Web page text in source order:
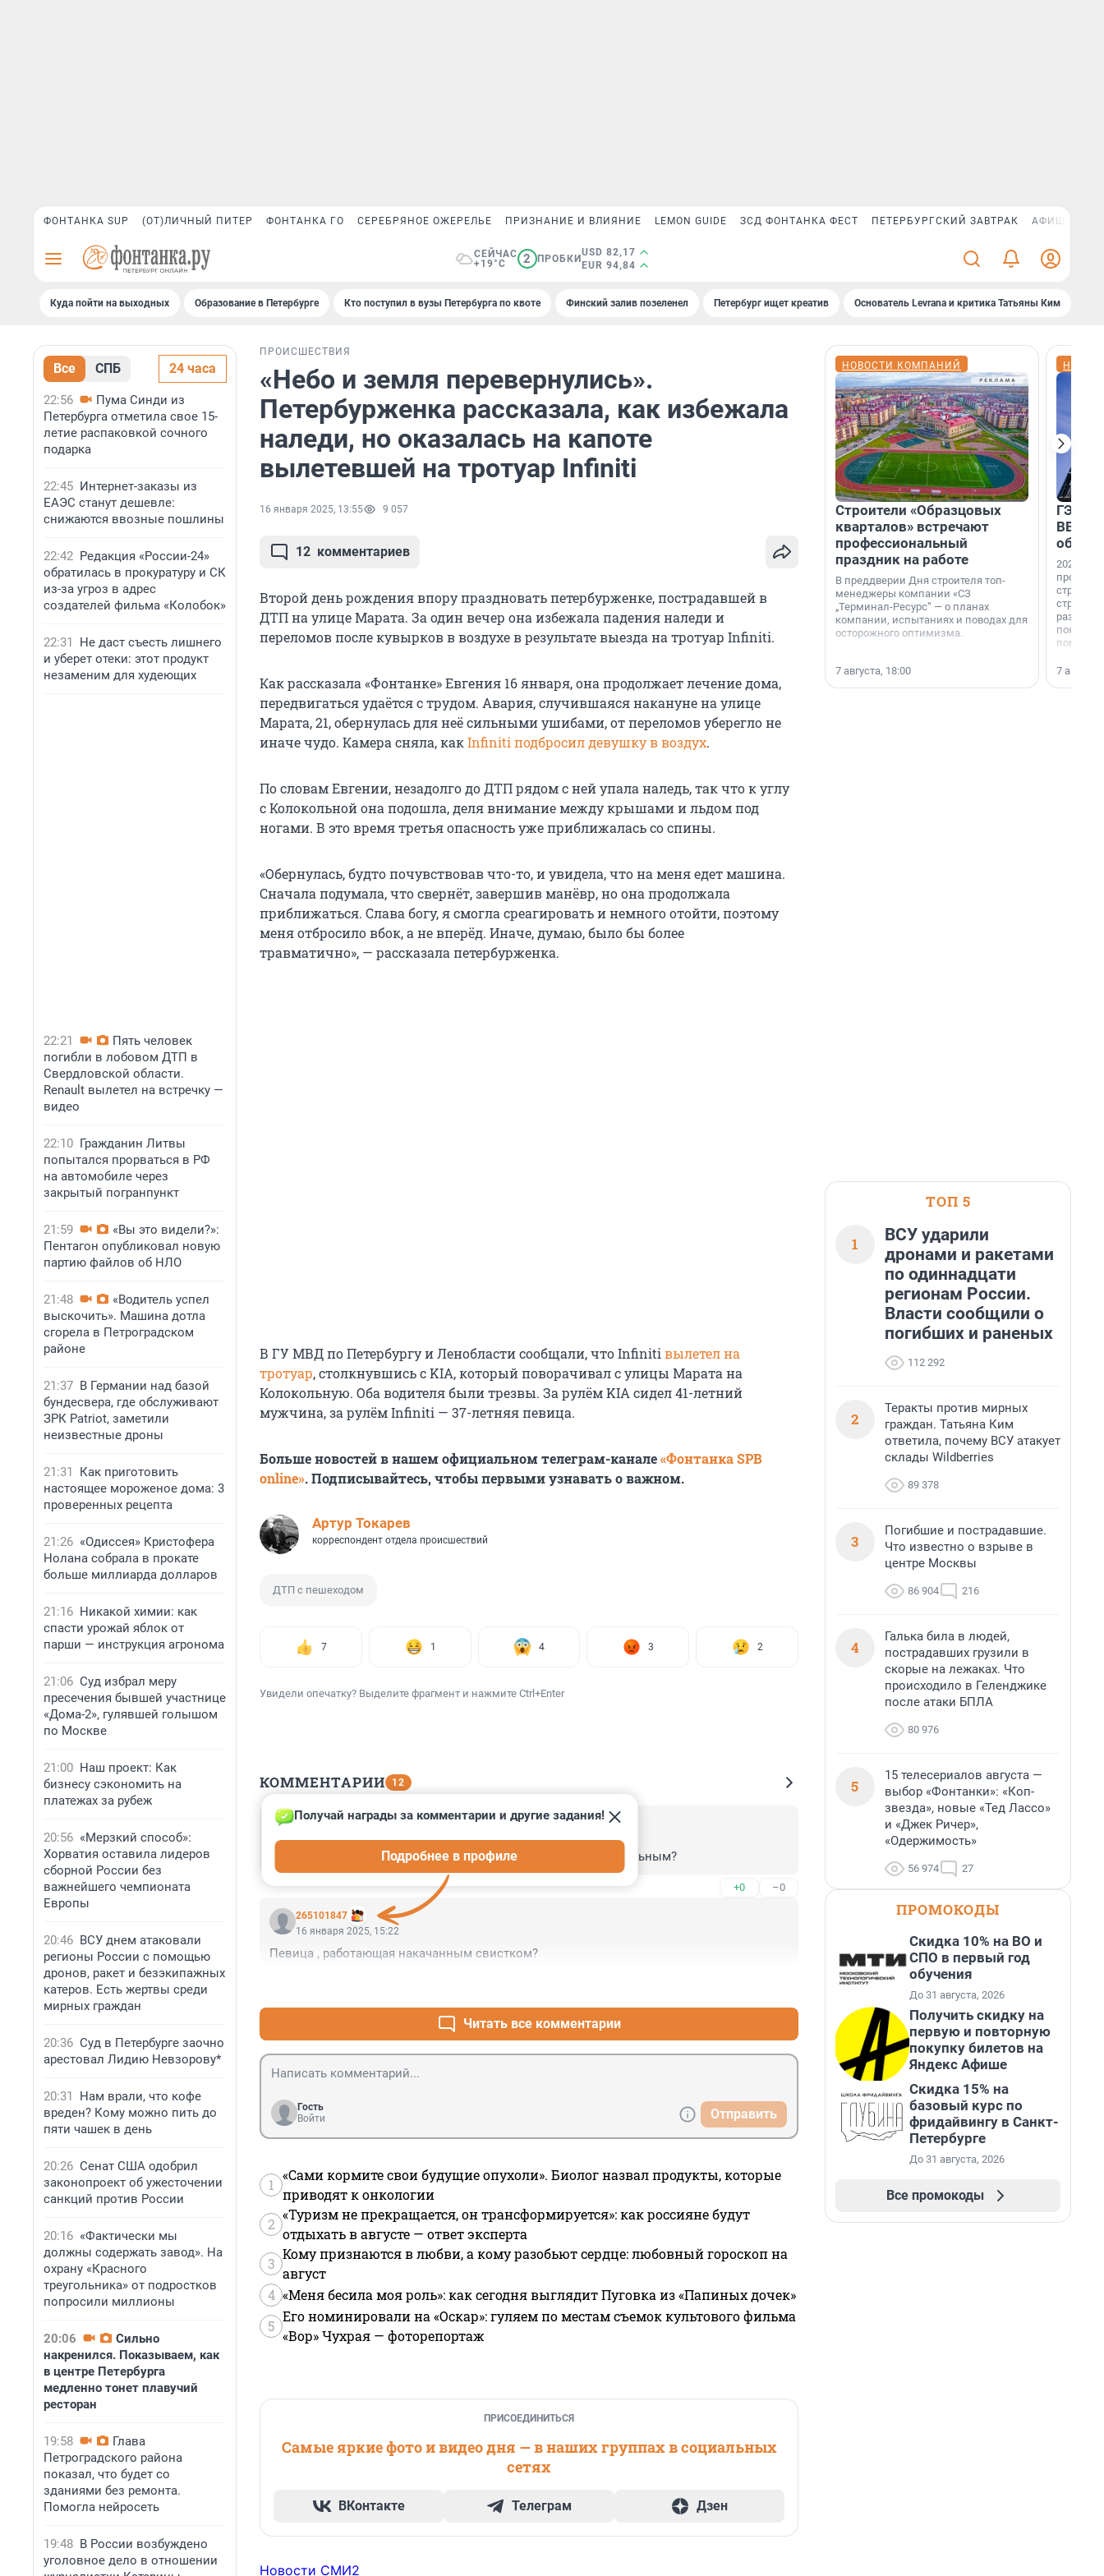
ФОНТАНКА SUP (ОТ)ЛИЧНЫЙ ПИТЕР ФОНТАНКА ГО СЕРЕБРЯНОЕ ОЖЕРЕЛЬЕ ПРИЗНАНИЕ И ВЛИЯНИЕ LEMON GUIDE ЗСД ФОНТАНКА ФЕСТ ПЕТЕРБУРГСКИЙ ЗАВТРАК АФИША PLUS
СЕЙЧАС
+19°C
2 ПРОБКИ
USD 82,17
EUR 94,84
Куда пойти на выходных Образование в Петербурге Кто поступил в вузы Петербурга по квоте Финский залив позеленел Петербург ищет креатив Основатель Levrana и критика Татьяны Ким
Все СПБ 24 часа
22:56
Пума Синди из
Петербурга отметила свое 15-
летие распаковкой сочного
подарка
22:45 Интернет-заказы из
ЕАЭС станут дешевле:
снижаются ввозные пошлины
22:42 Редакция «России-24»
обратилась в прокуратуру и СК
из-за угроз в адрес
создателей фильма «Колобок»
22:31
Не даст съесть лишнего
и уберет отеки: этот продукт
незаменим для худеющих
22:21
Пять человек
погибли в лобовом ДТП в
Свердловской области.
Renault вылетел на встречку —
видео
22:10 Гражданин Литвы
попытался прорваться в РФ
на автомобиле через
закрытый погранпункт
21:59
«Вы это видели?»:
Пентагон опубликовал новую
партию файлов об НЛО
21:48
«Водитель успел
выскочить». Машина дотла
сгорела в Петроградском
районе
21:37 В Германии над базой
бундесвера, где обслуживают
ЗРК Patriot, заметили
неизвестные дроны
21:31
Как приготовить
настоящее мороженое дома: 3
проверенных рецепта
21:26 «Одиссея» Кристофера
Нолана собрала в прокате
больше миллиарда долларов
21:16 Никакой химии: как
спасти урожай яблок от
парши — инструкция агронома
21:06 Суд избрал меру
пресечения бывшей участнице
«Дома-2», гулявшей голышом
по Москве
21:00 Наш проект: Как
бизнесу сэкономить на
платежах за рубеж
20:56 «Мерзкий способ»:
Хорватия оставила лидеров
сборной России без
важнейшего чемпионата
Европы
20:46 ВСУ днем атаковали
регионы России с помощью
дронов, ракет и безэкипажных
катеров. Есть жертвы среди
мирных граждан
20:36 Суд в Петербурге заочно
арестовал Лидию Невзорову*
20:31
Нам врали, что кофе
вреден? Кому можно пить до
пяти чашек в день
20:26 Сенат США одобрил
законопроект об ужесточении
санкций против России
20:16 «Фактически мы
должны содержать завод». На
охрану «Красного
треугольника» от подростков
попросили миллионы
20:06
Сильно
накренился. Показываем, как
в центре Петербурга
медленно тонет плавучий
ресторан
19:58
Глава
Петроградского района
показал, что будет со
зданиями без ремонта.
Помогла нейросеть
19:48 В России возбуждено
уголовное дело в отношении
ПРОИСШЕСТВИЯ
«Небо и земля перевернулись».
Петербурженка рассказала, как избежала
наледи, но оказалась на капоте
вылетевшей на тротуар Infiniti
16 января 2025, 13:55 9 057
12 комментариев
Второй день рождения впору праздновать петербурженке, пострадавшей в
ДТП на улице Марата. За один вечер она избежала падения наледи и
переломов после кувырков в воздухе в результате выезда на тротуар Infiniti.
Как рассказала «Фонтанке» Евгения 16 января, она продолжает лечение дома,
передвигаться удаётся с трудом. Авария, случившаяся накануне на улице
Марата, 21, обернулась для неё сильными ушибами, от переломов уберегло не
иначе чудо. Камера сняла, какInfiniti подбросил девушку в воздух.
По словам Евгении, незадолго до ДТП рядом с ней упала наледь, так что к углу
с Колокольной она подошла, деля внимание между крышами и льдом под
ногами. В это время третья опасность уже приближалась со спины.
«Обернулась, будто почувствовав что-то, и увидела, что на меня едет машина.
Сначала подумала, что свернёт, завершив манёвр, но она продолжала
приближаться. Слава богу, я смогла среагировать и немного отойти, поэтому
меня отбросило вбок, а не вперёд. Иначе, думаю, было бы более
травматично», — рассказала петербурженка.
В ГУ МВД по Петербургу и Ленобласти сообщали, что Infiniti вылетел на
тротуар, столкнувшись с KIA, который поворачивал с улицы Марата на
Колокольную. Оба водителя были трезвы. За рулём KIA сидел 41-летний
мужчина, за рулём Infiniti — 37-летняя певица.
Больше новостей в нашем официальном телеграм-канале«Фонтанка SPB
online». Подписывайтесь, чтобы первыми узнавать о важном.
Артур Токарев
корреспондент отдела происшествий
ДТП с пешеходом
7 1 4 3 2
Увидели опечатку? Выделите фрагмент и нажмите Ctrl+Enter
КОММЕНТАРИИ 12
Гость
Центр города, власти вы совсем ничего не считаете ненормальным?
+0 –0
265101847
Получай награды за комментарии и другие задания!
Подробнее в профиле
16 января 2025, 15:22
Певица , работающая накачанным свистком?
Читать все комментарии
Гость
Войти
Отправить
1
«Сами кормите свои будущие опухоли». Биолог назвал продукты, которые
приводят к онкологии
2
«Туризм не прекращается, он трансформируется»: как россияне будут
отдыхать в августе — ответ эксперта
3
Кому признаются в любви, а кому разобьют сердце: любовный гороскоп на
август
4 «Меня бесила моя роль»: как сегодня выглядит Пуговка из «Папиных дочек»
5
Его номинировали на «Оскар»: гуляем по местам съемок культового фильма
«Вор» Чухрая — фоторепортаж
ПРИСОЕДИНИТЬСЯ
Самые яркие фото и видео дня — в наших группах в социальных
сетях
ВКонтакте Телеграм Дзен
Новости СМИ2
НОВОСТИ КОМПАНИЙ
Строители «Образцовых
кварталов» встречают
профессиональный
праздник на работе
В преддверии Дня строителя топ-
менеджеры компании «СЗ
„Терминал-Ресурс“ — о планах
компании, испытаниях и поводах для
осторожного оптимизма.
7 августа, 18:00
ГЭС,
ВВП: в
об
2026-й —
раз. В
7
ТОП 5
1
ВСУ ударили
дронами и ракетами
по одиннадцати
регионам России.
Власти сообщили о
погибших и раненых
112 292
2
Теракты против мирных
граждан. Татьяна Ким
ответила, почему ВСУ атакует
склады Wildberries
89 378
3
Погибшие и пострадавшие.
Что известно о взрыве в
центре Москвы
86 904 216
4
Галька била в людей,
пострадавших грузили в
скорые на лежаках. Что
происходило в Геленджике
после атаки БПЛА
80 976
5
15 телесериалов августа —
выбор «Фонтанки»: «Коп-
звезда», новые «Тед Лассо»
и «Джек Ричер»,
«Одержимость»
56 974 27
ПРОМОКОДЫ
Скидка 10% на ВО и
СПО в первый год
обучения
До 31 августа, 2026
Получить скидку на
первую и повторную
покупку билетов на
Яндекс Афише
Скидка 15% на
базовый курс по
фридайвингу в Санкт-
Петербурге
До 31 августа, 2026
Все промокоды